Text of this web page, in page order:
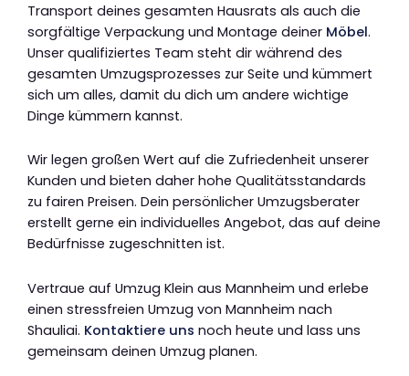
Transport deines gesamten Hausrats als auch die
sorgfältige Verpackung und Montage deiner Möbel.
Unser qualifiziertes Team steht dir während des
gesamten Umzugsprozesses zur Seite und kümmert
sich um alles, damit du dich um andere wichtige
Dinge kümmern kannst.
Wir legen großen Wert auf die Zufriedenheit unserer
Kunden und bieten daher hohe Qualitätsstandards
zu fairen Preisen. Dein persönlicher Umzugsberater
erstellt gerne ein individuelles Angebot, das auf deine
Bedürfnisse zugeschnitten ist.
Vertraue auf Umzug Klein aus Mannheim und erlebe
einen stressfreien Umzug von Mannheim nach
Shauliai. Kontaktiere uns noch heute und lass uns
gemeinsam deinen Umzug planen.